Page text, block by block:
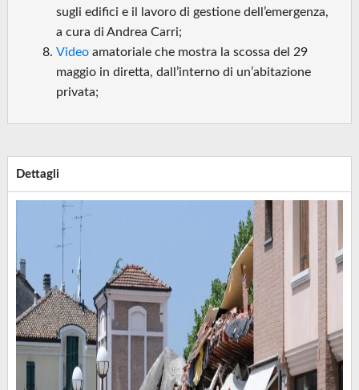
sugli edifici e il lavoro di gestione dell’emergenza,
a cura di Andrea Carri;
Video amatoriale che mostra la scossa del 29
maggio in diretta, dall’interno di un’abitazione
privata;
Dettagli